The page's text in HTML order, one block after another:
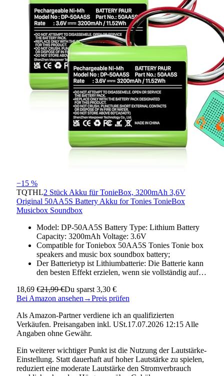
−15 %
TQTHL2 Stück Akku für TonieBox, 3200mAh 3,6V
Original 50AA5S Battery Akku for Tonies TonieBox
Musicbox Soundbox
Model: DP-50AA5S Battery Type: Lithium Battery
Capacity: 3200mAh Voltage: 3.6V
Compatible for Toniebox 50AA5S Tonies Tonie box
speakers and music box soundbox battery;
Der Batterietyp ist Lithiumbatterie: Die Batterie kann
den besten Effekt erzielen, wenn sie vollständig auf…
18,69 €21,99 €Du sparst 3,30 €
Bei Amazon ansehen →Preis prüfen
Als Amazon-Partner verdiene ich an qualifizierten
Verkäufen. Preisangaben inkl. USt.17.07.2026 12:15 Alle
Angaben ohne Gewähr.
Ein weiterer wichtiger Punkt ist die Nutzung der Lautstärke-
Einstellung. Statt dauerhaft auf hoher Lautstärke zu spielen,
reduziert eine moderate Lautstärke den Stromverbrauch